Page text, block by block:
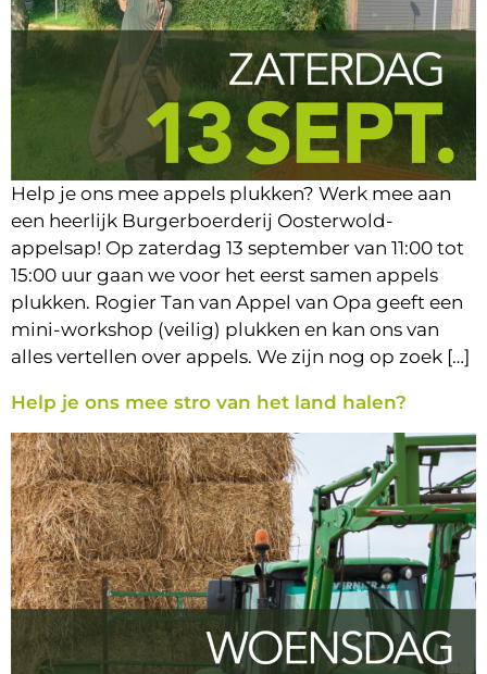
Help je ons mee appels plukken? Werk mee aan
een heerlijk Burgerboerderij Oosterwold-
appelsap! Op zaterdag 13 september van 11:00 tot
15:00 uur gaan we voor het eerst samen appels
plukken. Rogier Tan van Appel van Opa geeft een
mini-workshop (veilig) plukken en kan ons van
alles vertellen over appels. We zijn nog op zoek […]
Help je ons mee stro van het land halen?